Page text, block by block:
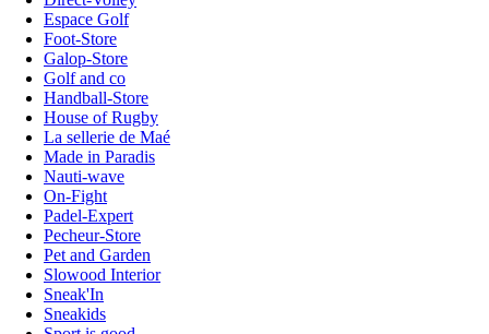
Espace Golf
Foot-Store
Galop-Store
Golf and co
Handball-Store
House of Rugby
La sellerie de Maé
Made in Paradis
Nauti-wave
On-Fight
Padel-Expert
Pecheur-Store
Pet and Garden
Slowood Interior
Sneak'In
Sneakids